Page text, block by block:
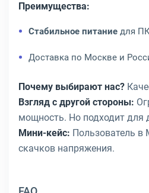
Преимущества:
Стабильное питание для
Доставка по Москве и
Почему выбирают нас?
Взгляд с другой стороны:
мощность. Но подходит
Мини-кейс: Пользователь в
скачков напряжения.